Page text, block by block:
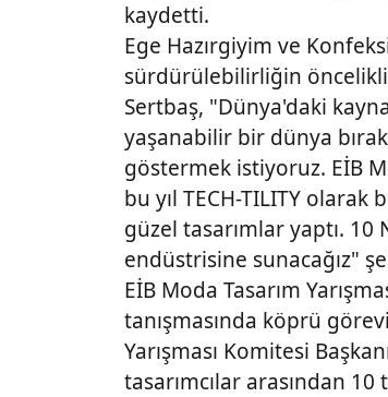
kaydetti.
Ege Hazırgiyim ve
sürdürülebilirliğin öncelikli
Sertbaş, "Dünya'daki
yaşanabilir bir dünya
göstermek istiyoruz. EİB
bu yıl TECH-TILITY
güzel tasarımlar yaptı.
endüstrisine sunacağız"
EİB Moda Tasarım
tanışmasında köprü
Yarışması Komitesi
tasarımcılar arasından 10